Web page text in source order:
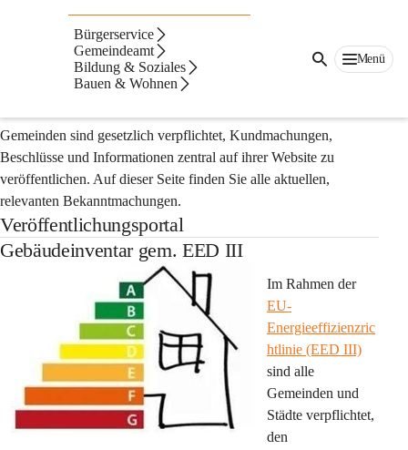
Bürgerservice
Gemeindeamt
Bildung & Soziales
Bauen & Wohnen
Menü
Veröffentlichungsporta
Gemeinden sind gesetzlich verpflichtet, Kundmachungen,
Beschlüsse und Informationen zentral auf ihrer Website zu
veröffentlichen. Auf dieser Seite finden Sie alle aktuellen,
relevanten Bekanntmachungen.
Veröffentlichungsportal
Gebäudeinventar gem. EED III
Im Rahmen der
EU-
Energieeffizienzric
htlinie (EED III)
sind alle
Gemeinden und
Städte verpflichtet,
den